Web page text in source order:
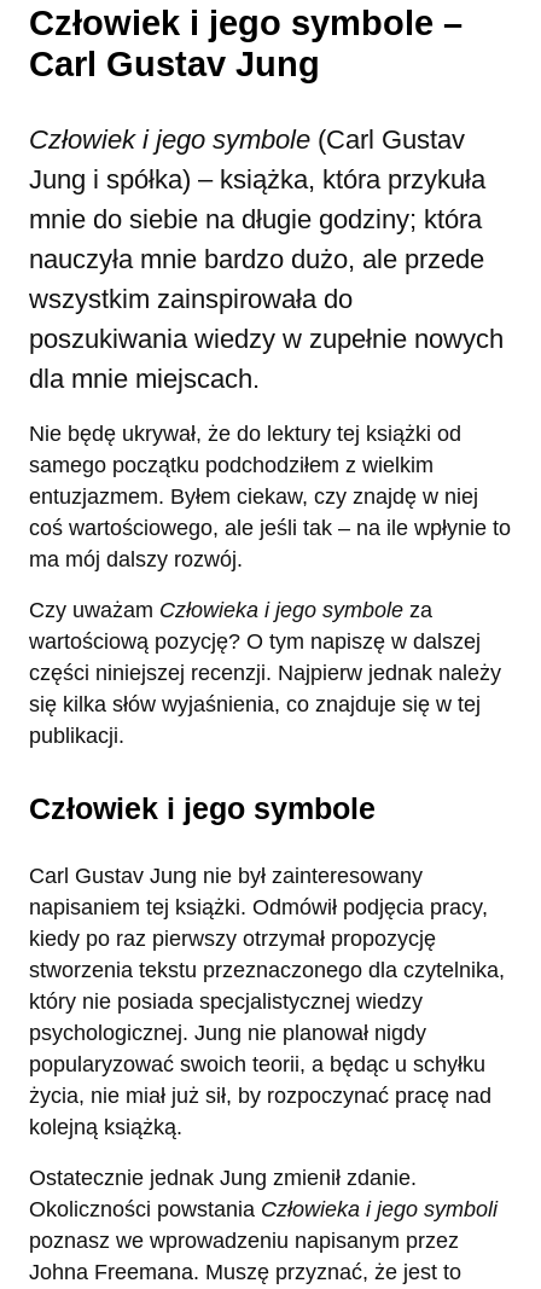
Człowiek i jego symbole –
Carl Gustav Jung
Człowiek i jego symbole (Carl Gustav
Jung i spółka) – książka, która przykuła
mnie do siebie na długie godziny; która
nauczyła mnie bardzo dużo, ale przede
wszystkim zainspirowała do
poszukiwania wiedzy w zupełnie nowych
dla mnie miejscach.
Nie będę ukrywał, że do lektury tej książki od
samego początku podchodziłem z wielkim
entuzjazmem. Byłem ciekaw, czy znajdę w niej
coś wartościowego, ale jeśli tak – na ile wpłynie to
ma mój dalszy rozwój.
Czy uważam Człowieka i jego symbole za
wartościową pozycję? O tym napiszę w dalszej
części niniejszej recenzji. Najpierw jednak należy
się kilka słów wyjaśnienia, co znajduje się w tej
publikacji.
Człowiek i jego symbole
Carl Gustav Jung nie był zainteresowany
napisaniem tej książki. Odmówił podjęcia pracy,
kiedy po raz pierwszy otrzymał propozycję
stworzenia tekstu przeznaczonego dla czytelnika,
który nie posiada specjalistycznej wiedzy
psychologicznej. Jung nie planował nigdy
popularyzować swoich teorii, a będąc u schyłku
życia, nie miał już sił, by rozpoczynać pracę nad
kolejną książką.
Ostatecznie jednak Jung zmienił zdanie.
Okoliczności powstania Człowieka i jego symboli
poznasz we wprowadzeniu napisanym przez
Johna Freemana. Muszę przyznać, że jest to